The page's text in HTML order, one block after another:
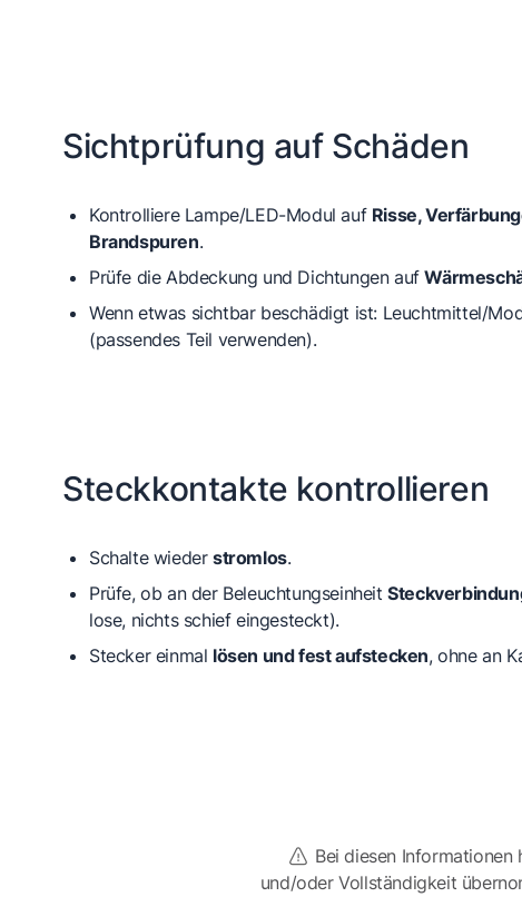
Sichtprüfung auf Schäden
Kontrolliere Lampe/LED-Modul auf Risse,
Brandspuren.
Prüfe die Abdeckung und Dichtungen auf
Wenn etwas sichtbar beschädigt ist: Leuchtmittel/
(passendes Teil verwenden).
Steckkontakte kontrollieren
Schalte wieder stromlos.
Prüfe, ob an der Beleuchtungseinheit
lose, nichts schief eingesteckt).
Stecker einmal lösen und fest aufstecken, ohne an
Bei diesen Informationen
und/oder Vollständigkeit